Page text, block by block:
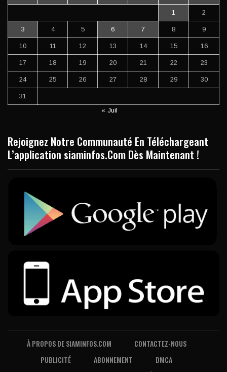
1 2
3 4 5 6 7 8 9
10 11 12 13 14 15 16
17 18 19 20 21 22 23
24 25 26 27 28 29 30
31
« Juil
Rejoignez Notre Communauté En Téléchargeant
L’application siaminfos.Com Dès Maintenant !
À PROPOS DE SIAMINFOS.COM
CONTACTEZ-NOUS
PUBLICITÉ
ABONNEMENT
DMCA